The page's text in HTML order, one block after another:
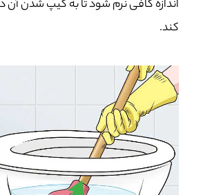
اندازه کافی نرم شود تا به کیپ شدن
کند.